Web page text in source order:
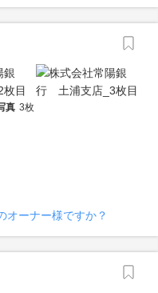
真 3枚
ーナー様ですか？